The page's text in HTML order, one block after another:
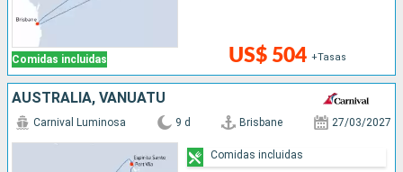
Comidas incluidas US$ 504 +Tasas
AUSTRALIA, VANUATU
Carnival Luminosa 9 d Brisbane 27/03/2027
Comidas incluidas